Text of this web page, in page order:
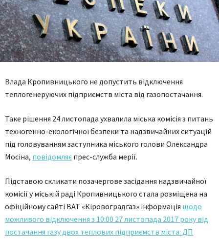
Влада Кропивницького не допустить відключення
теплогенеруючих підприємств міста від газопостачання.
Таке рішення 24 листопада ухвалила міська комісія з питань
техногенно-екологічної безпеки та надзвичайних ситуацій
під головуванням заступника міського голови Олександра
Мосіна, повідомляє прес-служба мерії.
Підставою скликати позачергове засідання надзвичайної
комісії у міській раді Кропивницького стала розміщена на
офіційному сайті ВАТ «Кіровоградгаз» інформація щодо
можливого відключення з 10:00 27 листопада 2017 року від
постачання газу двох теплових підприємств міста: ДП